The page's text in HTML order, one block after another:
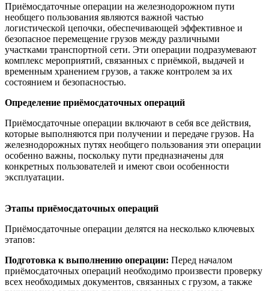
Приёмосдаточные операции на железнодорожном пути
необщего пользования являются важной частью
логистической цепочки, обеспечивающей эффективное и
безопасное перемещение грузов между различными
участками транспортной сети. Эти операции подразумевают
комплекс мероприятий, связанных с приёмкой, выдачей и
временным хранением грузов, а также контролем за их
состоянием и безопасностью.
Определение приёмосдаточных операций
Приёмосдаточные операции включают в себя все действия,
которые выполняются при получении и передаче грузов. На
железнодорожных путях необщего пользования эти операции
особенно важны, поскольку пути предназначены для
конкретных пользователей и имеют свои особенности
эксплуатации.
Этапы приёмосдаточных операций
Приёмосдаточные операции делятся на несколько ключевых
этапов:
Подготовка к выполнению операции: Перед началом
приёмосдаточных операций необходимо произвести проверку
всех необходимых документов, связанных с грузом, а также